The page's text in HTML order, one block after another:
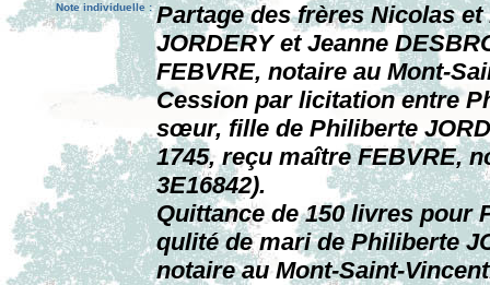
Note individuelle : Partage des frères Nicolas
JORDERY et Jeanne
FEBVRE, notaire au Mont-
Cession par licitation entre
sœur, fille de Philiberte
1745, reçu maître FEBVRE,
3E16842).
Quittance de 150 livres pour
qulité de mari de Philiberte
notaire au Mont-Saint-